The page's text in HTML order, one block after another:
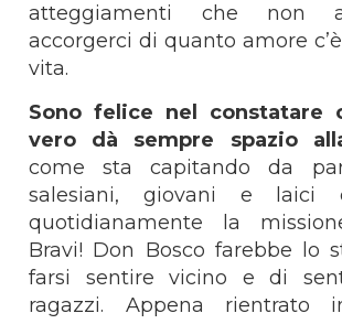
atteggiamenti che non
accorgerci di quanto amore
vita.
Sono felice nel constatare
vero dà sempre spazio
come sta capitando da
salesiani, giovani e laici
quotidianamente la
Bravi! Don Bosco farebbe lo
farsi sentire vicino e di
ragazzi. Appena rientrato